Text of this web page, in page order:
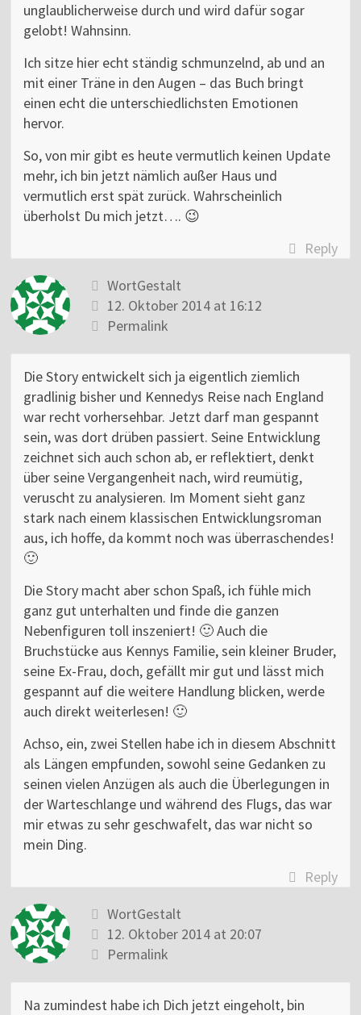
unglaublicherweise durch und wird dafür sogar
gelobt! Wahnsinn.
Ich sitze hier echt ständig schmunzelnd, ab und an
mit einer Träne in den Augen – das Buch bringt
einen echt die unterschiedlichsten Emotionen
hervor.
So, von mir gibt es heute vermutlich keinen Update
mehr, ich bin jetzt nämlich außer Haus und
vermutlich erst spät zurück. Wahrscheinlich
überholst Du mich jetzt…. 😉
Reply
WortGestalt
12. Oktober 2014 at 16:12
Permalink
Die Story entwickelt sich ja eigentlich ziemlich
gradlinig bisher und Kennedys Reise nach England
war recht vorhersehbar. Jetzt darf man gespannt
sein, was dort drüben passiert. Seine Entwicklung
zeichnet sich auch schon ab, er reflektiert, denkt
über seine Vergangenheit nach, wird reumütig,
veruscht zu analysieren. Im Moment sieht ganz
stark nach einem klassischen Entwicklungsroman
aus, ich hoffe, da kommt noch was überraschendes!
🙂
Die Story macht aber schon Spaß, ich fühle mich
ganz gut unterhalten und finde die ganzen
Nebenfiguren toll inszeniert! 🙂 Auch die
Bruchstücke aus Kennys Familie, sein kleiner Bruder,
seine Ex-Frau, doch, gefällt mir gut und lässt mich
gespannt auf die weitere Handlung blicken, werde
auch direkt weiterlesen! 🙂
Achso, ein, zwei Stellen habe ich in diesem Abschnitt
als Längen empfunden, sowohl seine Gedanken zu
seinen vielen Anzügen als auch die Überlegungen in
der Warteschlange und während des Flugs, das war
mir etwas zu sehr geschwafelt, das war nicht so
mein Ding.
Reply
WortGestalt
12. Oktober 2014 at 20:07
Permalink
Na zumindest habe ich Dich jetzt eingeholt, bin